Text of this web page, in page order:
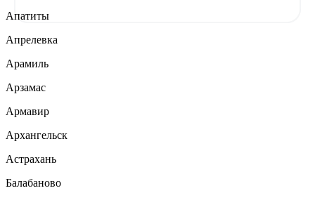
Апатиты
Апрелевка
Арамиль
Арзамас
Армавир
Архангельск
Астрахань
Балабаново